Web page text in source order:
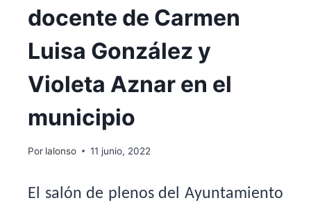
docente de Carmen
Luisa González y
Violeta Aznar en el
municipio
Por lalonso 11 junio, 2022
El salón de plenos del Ayuntamiento